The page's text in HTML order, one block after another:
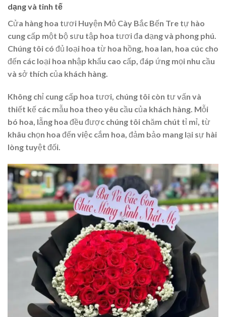
dạng và tinh tế
Cửa hàng hoa tươi Huyện Mỏ Cày Bắc Bến Tre tự hào
cung cấp một bộ sưu tập hoa tươi đa dạng và phong phú.
Chúng tôi có đủ loại hoa từ hoa hồng, hoa lan, hoa cúc cho
đến các loại hoa nhập khẩu cao cấp, đáp ứng mọi nhu cầu
và sở thích của khách hàng.
Không chỉ cung cấp hoa tươi, chúng tôi còn tư vấn và
thiết kế các mẫu hoa theo yêu cầu của khách hàng. Mỗi
bó hoa, lẵng hoa đều được chúng tôi chăm chút tỉ mỉ, từ
khâu chọn hoa đến việc cắm hoa, đảm bảo mang lại sự hài
lòng tuyệt đối.